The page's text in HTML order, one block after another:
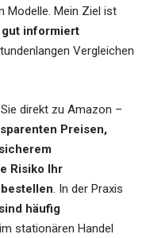
Modelle. Mein Ziel ist
gut informiert
Vergleichen
direkt zu Amazon –
Preisen,
Risiko Ihr
. In der Praxis
häufig
stationären Handel